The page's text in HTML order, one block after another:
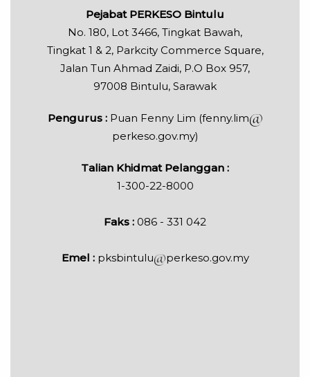
Pejabat PERKESO Bintulu
No. 180, Lot 3466, Tingkat Bawah,
Tingkat 1 & 2, Parkcity Commerce Square,
Jalan Tun Ahmad Zaidi, P.O Box 957,
97008 Bintulu, Sarawak
Pengurus : Puan Fenny Lim (fenny.lim
perkeso.gov.my)
Talian Khidmat Pelanggan :
1-300-22-8000
Faks : 086 - 331 042
Emel :pksbintulu perkeso.gov.my